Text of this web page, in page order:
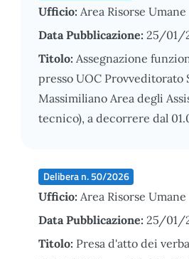
Ufficio: Area Risorse Umane
Data Pubblicazione: 25/01/
Titolo: Assegnazione
presso UOC Provveditorato
Massimiliano Area degli
tecnico), a decorrere dal
Delibera n. 50/2026
Ufficio: Area Risorse Umane
Data Pubblicazione: 25/01/
Titolo: Presa d'atto dei